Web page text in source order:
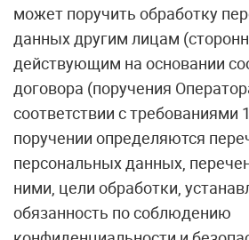
может поручить обработку
данных другим лицам
действующим на основании
договора (поручения
соответствии с требованиями
поручении определяются
персональных данных,
ними, цели обработки,
обязанность по соблюдению